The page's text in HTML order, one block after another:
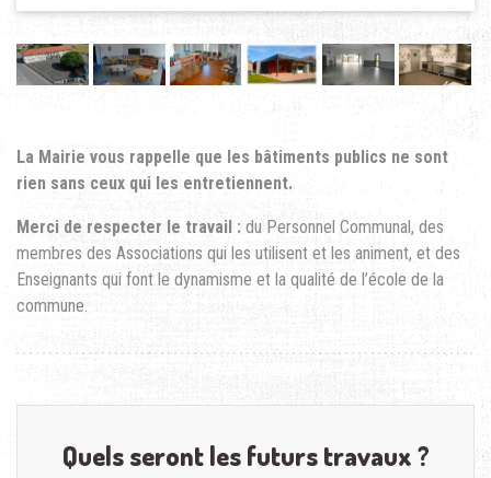
La Mairie vous rappelle que les bâtiments publics ne sont
rien sans ceux qui les entretiennent.
Merci de respecter le travail : du Personnel Communal, des
membres des Associations qui les utilisent et les animent, et des
Enseignants qui font le dynamisme et la qualité de l’école de la
commune.
Quels seront les futurs travaux ?